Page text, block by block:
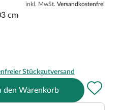
inkl. MwSt. Versandkostenfrei
cm
Stückgutversand
den Warenkorb